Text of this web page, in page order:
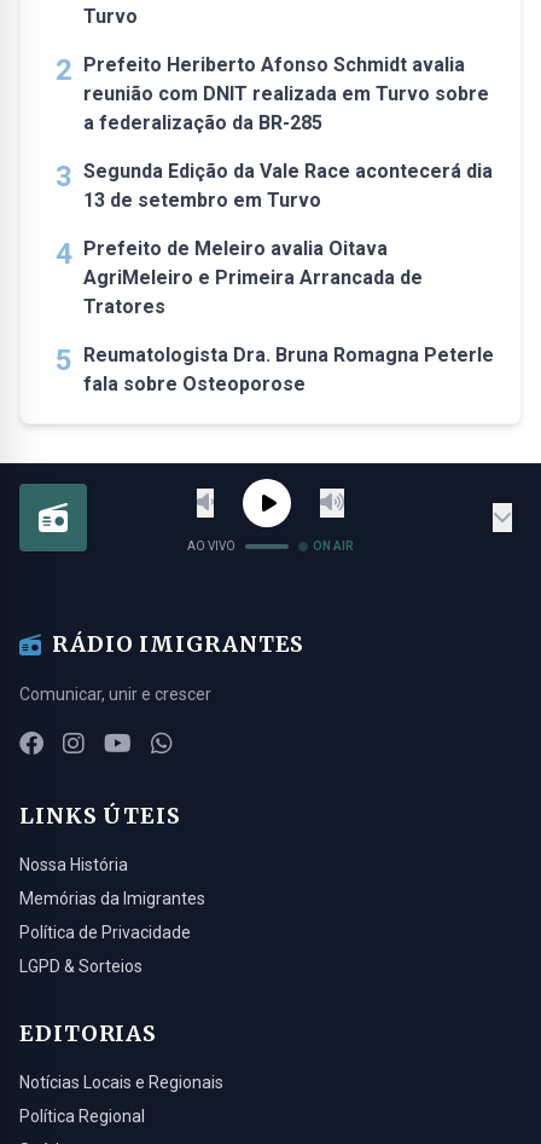
Turvo
2 Prefeito Heriberto Afonso Schmidt avalia
reunião com DNIT realizada em Turvo sobre
a federalização da BR-285
3 Segunda Edição da Vale Race acontecerá dia
13 de setembro em Turvo
4 Prefeito de Meleiro avalia Oitava
AgriMeleiro e Primeira Arrancada de
Tratores
5 Reumatologista Dra. Bruna Romagna Peterle
fala sobre Osteoporose
AO VIVO ON AIR
RÁDIO IMIGRANTES
Comunicar, unir e crescer
LINKS ÚTEIS
Nossa História
Memórias da Imigrantes
Política de Privacidade
LGPD & Sorteios
EDITORIAS
Notícias Locais e Regionais
Política Regional